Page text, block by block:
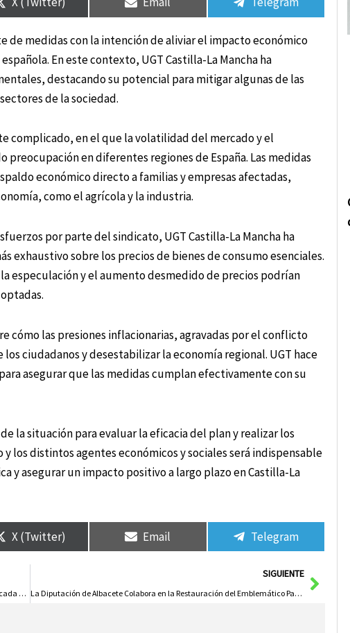
de medidas con la intención de aliviar el impacto económico
En este contexto, UGT Castilla-La Mancha ha
destacando su potencial para mitigar algunas de las
de la sociedad.
complicado, en el que la volatilidad del mercado y el
en diferentes regiones de España. Las medidas
económico directo a familias y empresas afectadas,
como el agrícola y la industria.
por parte del sindicato, UGT Castilla-La Mancha ha
exhaustivo sobre los precios de bienes de consumo esenciales.
especulación y el aumento desmedido de precios podrían
cómo las presiones inflacionarias, agravadas por el conflicto
ciudadanos y desestabilizar la economía regional. UGT hace
asegurar que las medidas cumplan efectivamente con su
la situación para evaluar la eficacia del plan y realizar los
los distintos agentes económicos y sociales será indispensable
y asegurar un impacto positivo a largo plazo en Castilla-La
X (Twitter) Email Telegram
Inversión en Fútbol Sala en Castilla-La Mancha: Impulsora de una Década de Éxitos
SIGUIENTE
La Diputación de Albacete Colabora en la Restauración del Emblemático Paso de ‘La Borriquilla’ para la Semana Santa de La Roda.